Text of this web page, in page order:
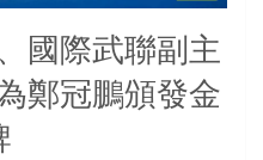
國際武聯副主
鄭冠鵬頒發金